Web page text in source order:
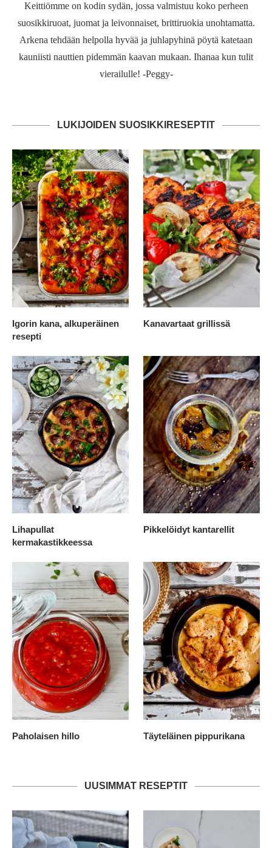
Keittiömme on kodin sydän, jossa valmistuu koko perheen
suosikkiruoat, juomat ja leivonnaiset, brittiruokia unohtamatta.
Arkena tehdään helpolla hyvää ja juhlapyhinä pöytä katetaan
kauniisti nauttien pidemmän kaavan mukaan. Ihanaa kun tulit
vierailulle! -Peggy-
LUKIJOIDEN SUOSIKKIRESEPTIT
Igorin kana, alkuperäinen
resepti
Kanavartaat grillissä
Lihapullat
kermakastikkeessa
Pikkelöidyt kantarellit
Paholaisen hillo Täyteläinen pippurikana
UUSIMMAT RESEPTIT